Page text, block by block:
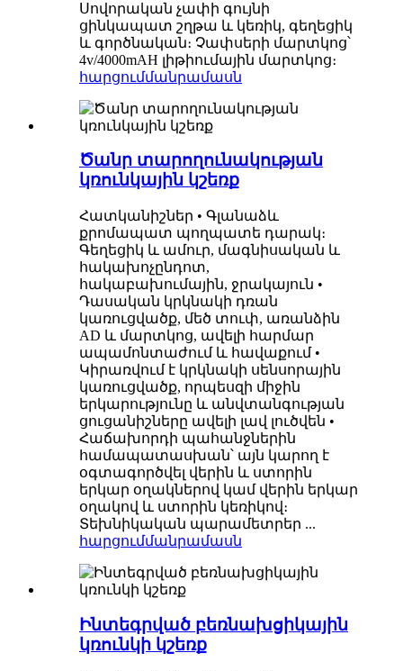
Սովորական չափի գույնի
ցինկապատ շղթա և կեռիկ, գեղեցիկ
և գործնական։ Չափսերի մարտկոց՝
4v/4000mAH լիթիումային մարտկոց։
հարցումմանրամասն
Ծանր տարողունակության
կռունկային կշեռք
Հատկանիշներ • Գլանաձև
քրոմապատ պողպատե դարակ։
Գեղեցիկ և ամուր, մագնիսական և
հակախոչընդոտ,
հակաբախումային, ջրակայուն •
Դասական կրկնակի դռան
կառուցվածք, մեծ տուփ, առանձին
AD և մարտկոց, ավելի հարմար
ապամոնտաժում և հավաքում •
Կիրառվում է կրկնակի սենսորային
կառուցվածք, որպեսզի միջին
երկարությունը և անվտանգության
ցուցանիշները ավելի լավ լուծվեն •
Հաճախորդի պահանջներին
համապատասխան՝ այն կարող է
օգտագործվել վերին և ստորին
երկար օղակներով կամ վերին երկար
օղակով և ստորին կեռիկով։
Տեխնիկական պարամետրեր ...
հարցումմանրամասն
Ինտեգրված բեռնախցիկային
կռունկի կշեռք